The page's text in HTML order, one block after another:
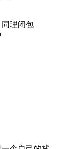
理闭包